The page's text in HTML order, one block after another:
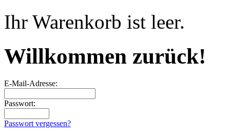
Ihr Warenkorb ist leer.
Willkommen zurück!
E-Mail-Adresse:
Passwort:
Passwort vergessen?